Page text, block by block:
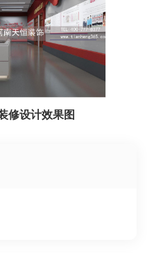
修设计效果图